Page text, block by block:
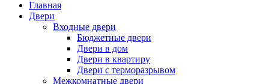
Главная
Двери
Входные двери
Бюджетные двери
Двери в дом
Двери в квартиру
Двери с терморазрывом
Межкомнатные двери